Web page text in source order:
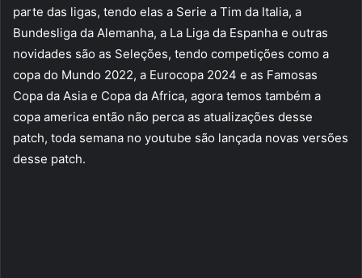
parte das ligas, tendo elas a Serie a Tim da Italia, a
Bundesliga da Alemanha, a La Liga da Espanha e outras
novidades são as Seleções, tendo competições como a
copa do Mundo 2022, a Eurocopa 2024 e as Famosas
Copa da Asia e Copa da Africa, agora temos também a
copa america então não perca as atualizações desse
patch, toda semana no youtube são lançada novas versões
desse patch.